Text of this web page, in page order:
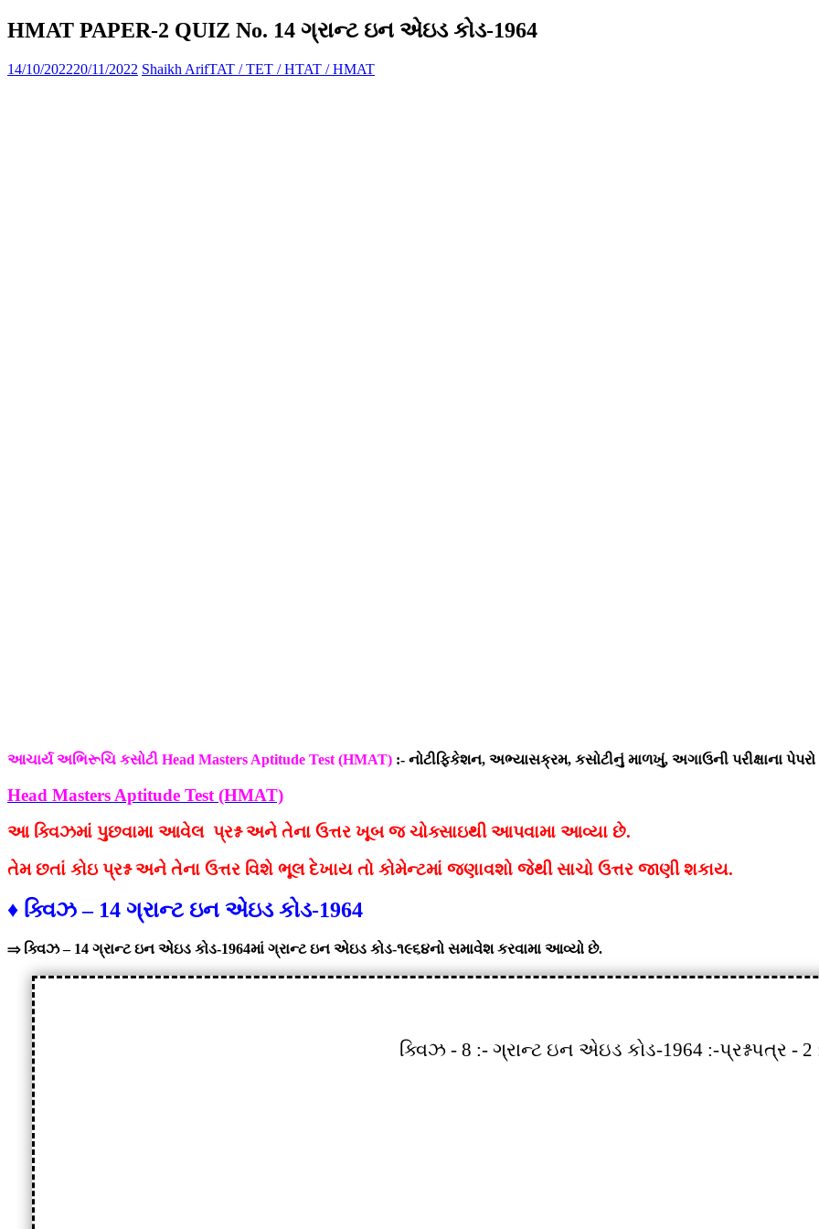
HMAT PAPER-2 QUIZ No. 14 ગ્રાન્ટ ઇન એઇડ કોડ-1964
14/10/202220/11/2022 Shaikh ArifTAT / TET / HTAT / HMAT
આચાર્ય અભિરૂચિ કસોટી Head Masters Aptitude Test (HMAT) :- નોટીફિકેશન, અભ્યાસક્રમ, કસોટીનું માળખું, અગાઉની પરીક્ષાના
Head Masters Aptitude Test (HMAT)
આ ક્વિઝમાં પુછવામા આવેલ પ્રશ્ન અને તેના ઉત્તર ખૂબ જ ચોક્સાઇથી આપવામા આવ્યા છે.
તેમ છતાં કોઇપ્રશ્ન અને તેના ઉત્તર વિશે ભૂલ દેખાય તો કોમેન્ટમાં જણાવશો જેથી સાચો ઉત્તર જાણી શકાય.
♦ ક્વિઝ – 14 ગ્રાન્ટ ઇન એઇડ કોડ-1964
⇒ ક્વિઝ – 14 ગ્રાન્ટ ઇન એઇડ કોડ-1964માં ગ્રાન્ટ ઇન એઇડ કોડ-૧૯૬૪નો સમાવેશ કરવામા આવ્યો છે.
ક્વિઝ - 8 :- ગ્રાન્ટ ઇન એઇડ કોડ-1964 :-પ્રશ્નપત્ર - 2